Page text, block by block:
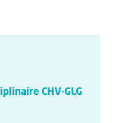
CHV-GLG